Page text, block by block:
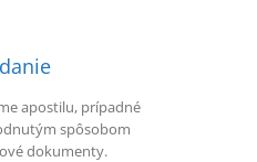
apostilu, prípadné
spôsobom
dokumenty.